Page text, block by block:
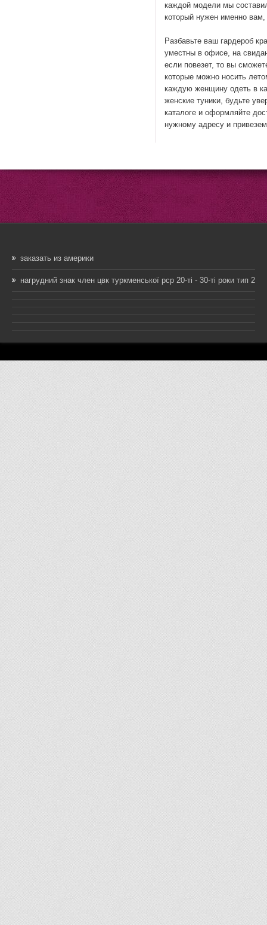
каждой модели мы
который нужен именно
Разбавьте ваш гардероб
уместны в офисе, на
если повезет, то вы
которые можно носить
каждую женщину одеть в
женские туники, будьте
каталоге и оформляйте
нужному адресу и
заказать из америки
нагрудний знак член цвк туркменської рср 20-ті - 30-ті роки тип 2